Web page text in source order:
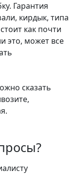
Гарантия
кирдык, типа
как почти
это, может все
сказать